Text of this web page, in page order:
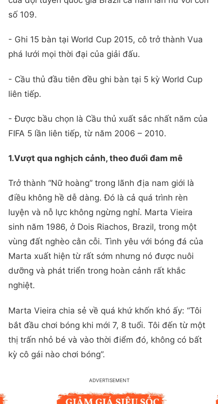
số 109.
- Ghi 15 bàn tại World Cup 2015, cô trở thành Vua
phá lưới mọi thời đại của giải đấu.
- Cầu thủ đầu tiên đều ghi bàn tại 5 kỳ World Cup
liên tiếp.
- Được bầu chọn là Cầu thủ xuất sắc nhất năm của
FIFA 5 lần liên tiếp, từ năm 2006 – 2010.
1.Vượt qua nghịch cảnh, theo đuổi đam mê
Trở thành “Nữ hoàng” trong lãnh địa nam giới là
điều không hề dễ dàng. Đó là cả quá trình rèn
luyện và nỗ lực không ngừng nghỉ. Marta Vieira
sinh năm 1986, ở Dois Riachos, Brazil, trong một
vùng đất nghèo cằn cỗi. Tình yêu với bóng đá của
Marta xuất hiện từ rất sớm nhưng nó được nuôi
dưỡng và phát triển trong hoàn cảnh rất khắc
nghiệt.
Marta Vieira chia sẻ về quá khứ khốn khó ấy: “Tôi
bắt đầu chơi bóng khi mới 7, 8 tuổi. Tôi đến từ một
thị trấn nhỏ bé và vào thời điểm đó, không có bất
kỳ cô gái nào chơi bóng”.